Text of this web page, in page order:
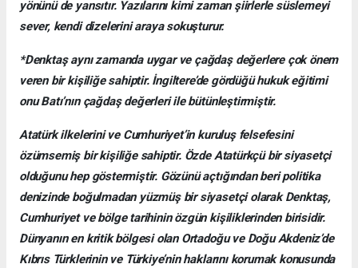
yönünü de yansıtır. Yazılarını kimi zaman şiirlerle süslemeyi
sever, kendi dizelerini araya sokuşturur.
*Denktaş aynı zamanda uygar ve çağdaş değerlere çok önem
veren bir kişiliğe sahiptir. İngiltere’de gördüğü hukuk eğitimi
onu Batı’nın çağdaş değerleri ile bütünleştirmiştir.
Atatürk ilkelerini ve Cumhuriyet’in kuruluş felsefesini
özümsemiş bir kişiliğe sahiptir. Özde Atatürkçü bir siyasetçi
olduğunu hep göstermiştir. Gözünü açtığından beri politika
denizinde boğulmadan yüzmüş bir siyasetçi olarak Denktaş,
Cumhuriyet ve bölge tarihinin özgün kişiliklerinden birisidir.
Dünyanın en kritik bölgesi olan Ortadoğu ve Doğu Akdeniz’de
Kıbrıs Türklerinin ve Türkiye’nin haklarını korumak konusunda